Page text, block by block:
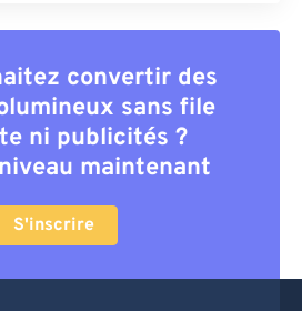
convertir des
sans file
ni publicités ?
maintenant
S'inscrire